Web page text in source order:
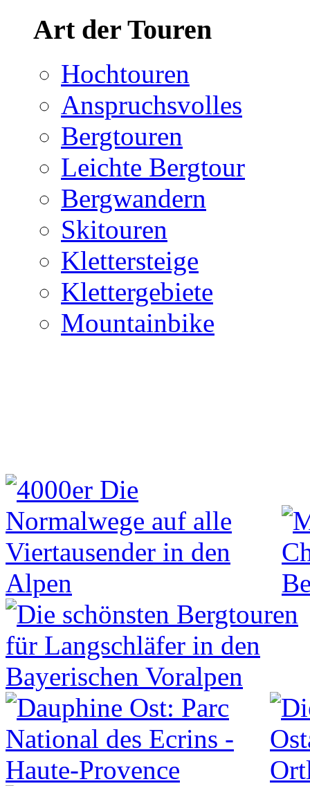
Art der Touren
Hochtouren
Anspruchsvolles
Bergtouren
Leichte Bergtour
Bergwandern
Skitouren
Klettersteige
Klettergebiete
Mountainbike